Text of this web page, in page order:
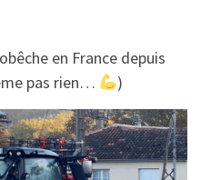
en France depuis
pas rien… )